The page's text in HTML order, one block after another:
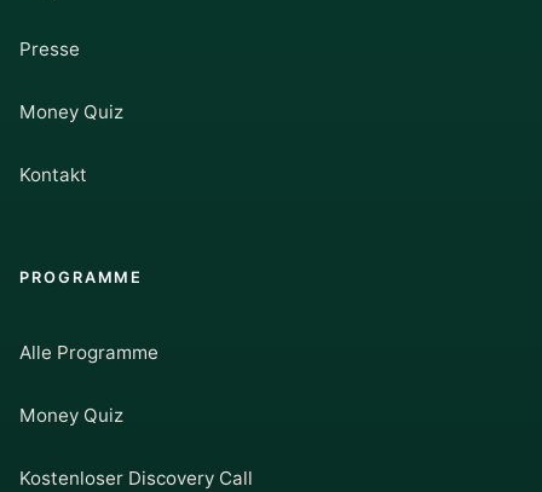
Presse
Money Quiz
Kontakt
PROGRAMME
Alle Programme
Money Quiz
Kostenloser Discovery Call